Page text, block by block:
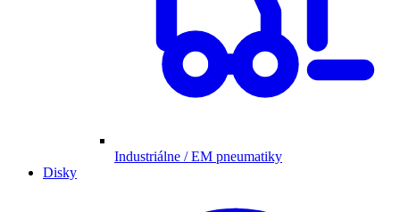
Industriálne / EM pneumatiky
Disky